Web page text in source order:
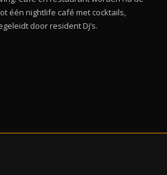
één nightlife café met cocktails,
door resident Dj’s.